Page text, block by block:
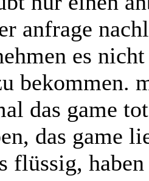
anfrage
es
bekommen.
das game
das game
flüssig,